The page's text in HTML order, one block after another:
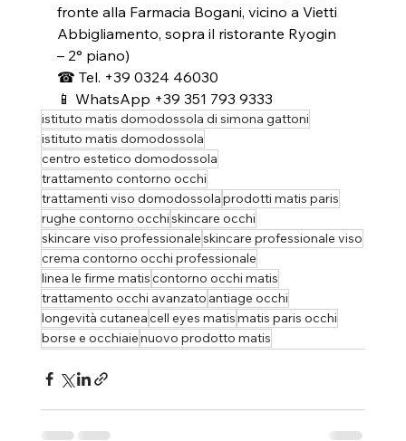
fronte alla Farmacia Bogani, vicino a Vietti
Abbigliamento, sopra il ristorante Ryogin
– 2° piano)
☎ Tel. +39 0324 46030
📱 WhatsApp +39 351 793 9333
istituto matis domodossola di simona gattoni
istituto matis domodossola
centro estetico domodossola
trattamento contorno occhi
trattamenti viso domodossolaprodotti matis paris
rughe contorno occhiskincare occhi
skincare viso professionaleskincare professionale viso
crema contorno occhi professionale
linea le firme matiscontorno occhi matis
trattamento occhi avanzato antiage occhi
longevità cutaneacell eyes matismatis paris occhi
borse e occhiaienuovo prodotto matis